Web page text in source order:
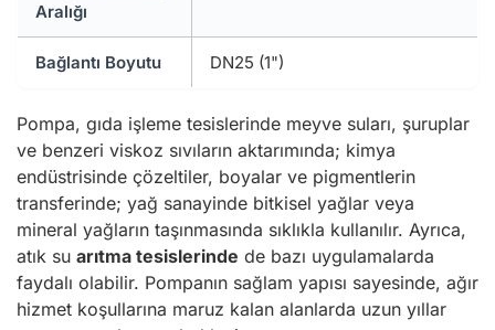
Aralığı
Bağlantı Boyutu DN25 (1")
Pompa, gıda işleme tesislerinde meyve suları, şuruplar
ve benzeri viskoz sıvıların aktarımında; kimya
endüstrisinde çözeltiler, boyalar ve pigmentlerin
transferinde; yağ sanayinde bitkisel yağlar veya
mineral yağların taşınmasında sıklıkla kullanılır. Ayrıca,
atık su arıtma tesislerinde de bazı uygulamalarda
faydalı olabilir. Pompanın sağlam yapısı sayesinde, ağır
hizmet koşullarına maruz kalan alanlarda uzun yıllar